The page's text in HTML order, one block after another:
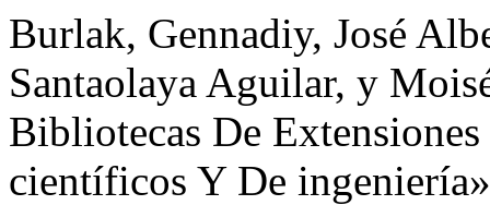
Burlak, Gennadiy, José
Santaolaya Aguilar, y
Bibliotecas De
científicos Y De